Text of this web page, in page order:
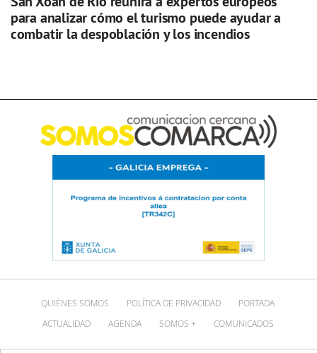
para analizar cómo el turismo puede ayudar a
combatir la despoblación y los incendios
QUIÉNES SOMOS POLÍTICA DE PRIVACIDAD
PORTADA
ACTUALIDAD
AGENDA SOMOS + COMUNICADOS